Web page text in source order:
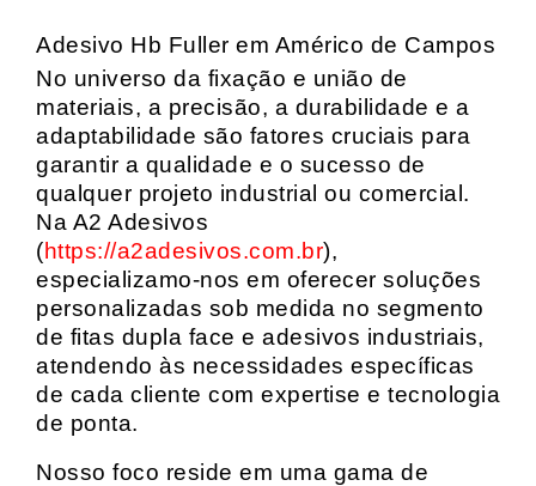
Adesivo Hb Fuller em Américo de Campos
No universo da fixação e união de
materiais, a precisão, a durabilidade e a
adaptabilidade são fatores cruciais para
garantir a qualidade e o sucesso de
qualquer projeto industrial ou comercial.
Na A2 Adesivos
(https://a2adesivos.com.br),
especializamo-nos em oferecer soluções
personalizadas sob medida no segmento
de fitas dupla face e adesivos industriais,
atendendo às necessidades específicas
de cada cliente com expertise e tecnologia
de ponta.
Nosso foco reside em uma gama de